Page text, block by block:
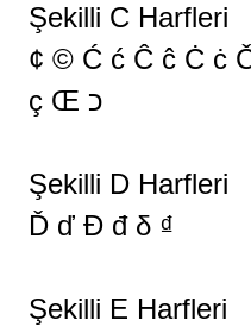
Şekilli C Harfleri
¢ © Ć ć Ĉ ĉ Ċ ċ
Şekilli D Harfleri
Ď ď Đ đ δ ₫
Şekilli E Harfleri